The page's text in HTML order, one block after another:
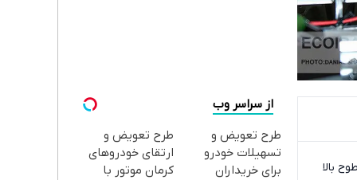
بالا
از سراسر وب
طرح تعویض و
تسهیلات خودرو
برای خریداران
طرح تعویض و
ارتقای خودروهای
کرمان موتور با